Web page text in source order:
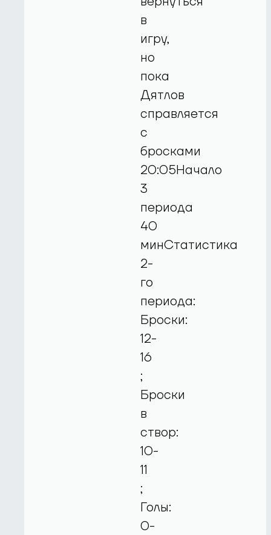
в
игру,
но
пока
Дятлов
справляется
с
бросками
20:05Начало
3
периода
40
минСтатистика
2-
го
периода:
Броски:
12-
16
;
Броски
в
створ:
10-
11
;
Голы:
0-